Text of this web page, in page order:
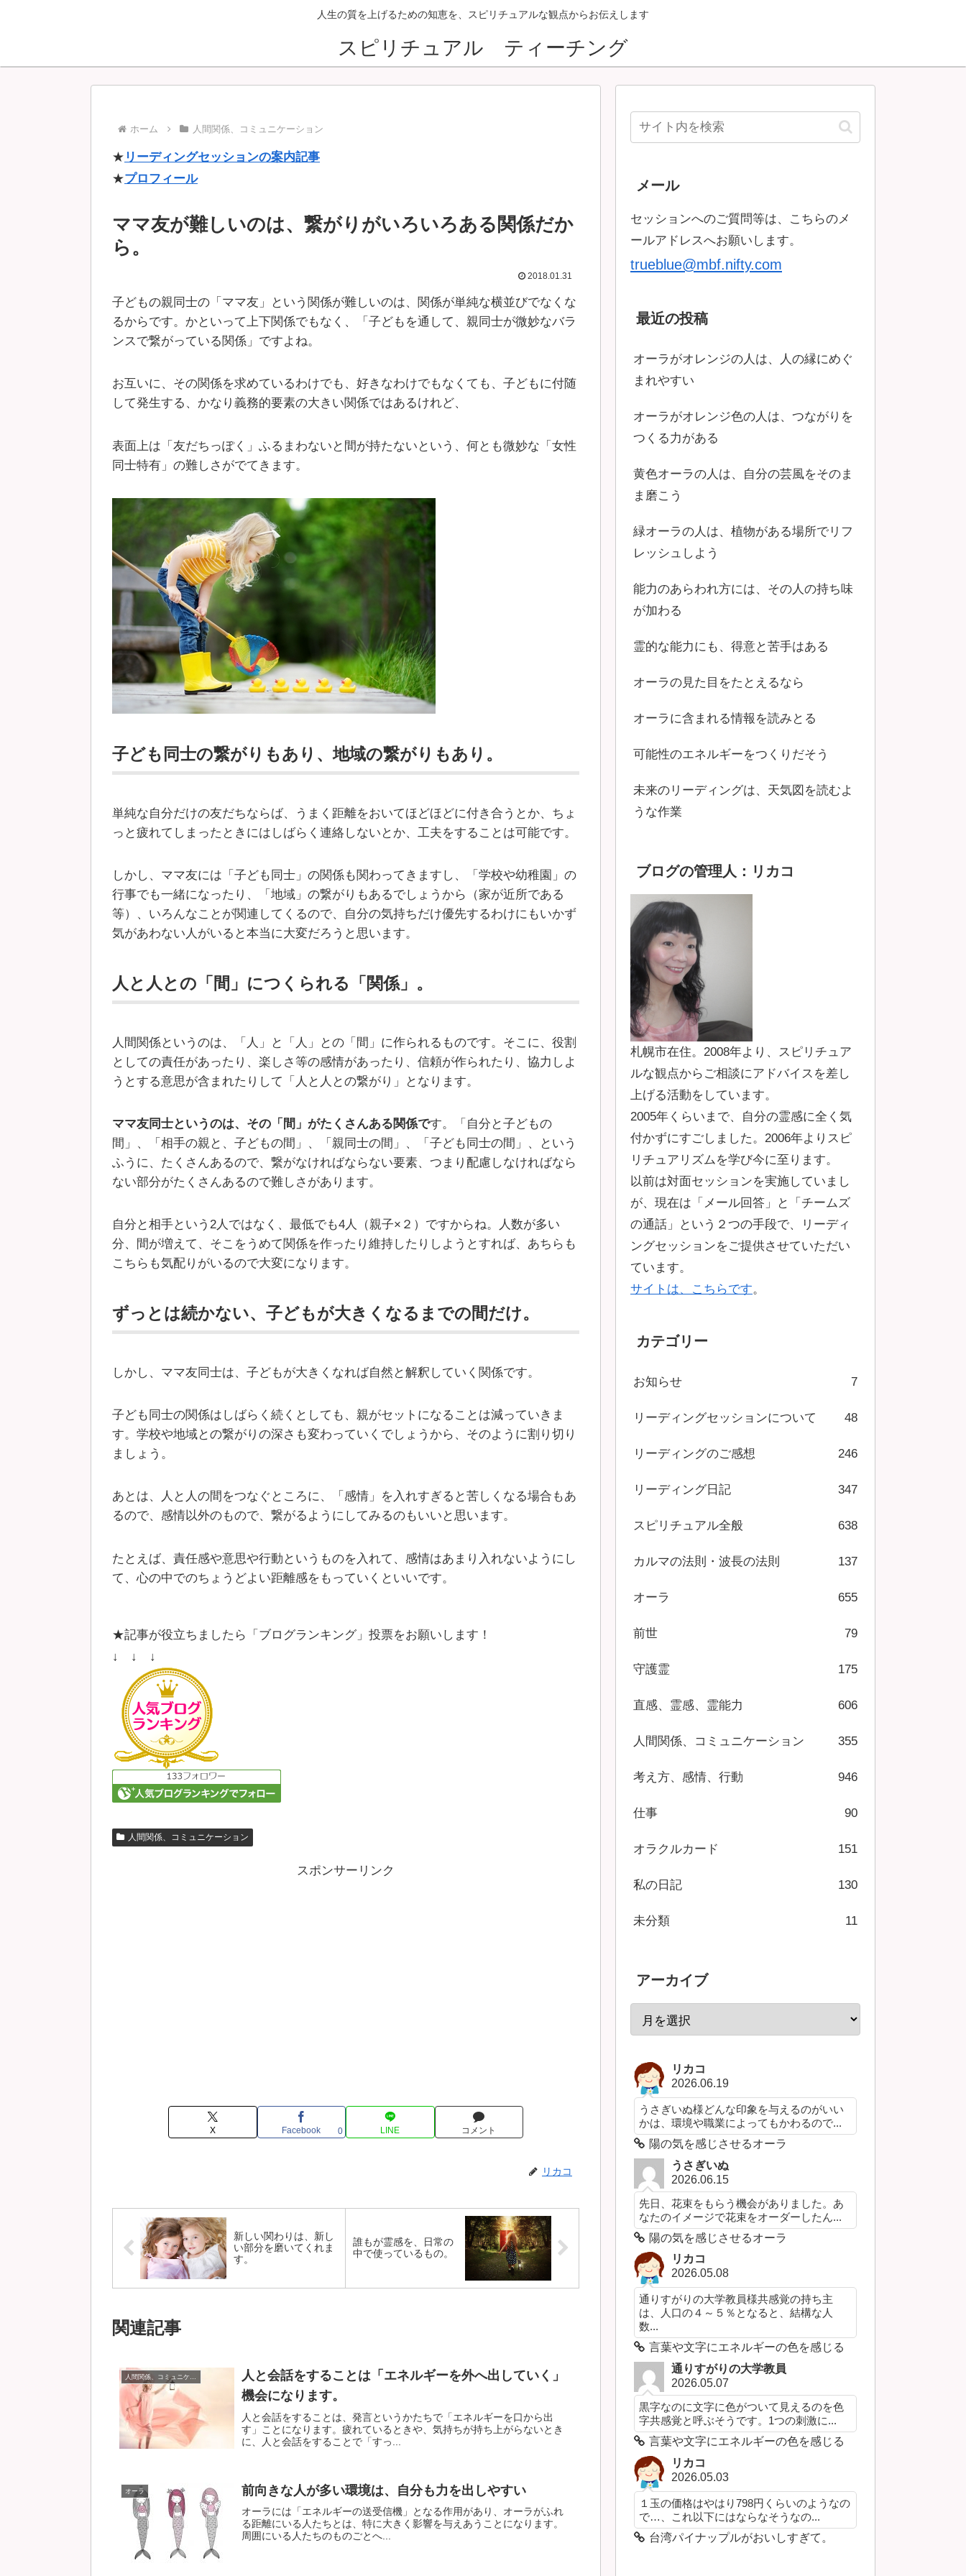
人生の質を上げるための知恵を、スピリチュアルな観点からお伝えします
スピリチュアル ティーチング
ホーム 人間関係、コミュニケーション
★ リーディングセッションの案内記事
★プロフィール
ママ友が難しいのは、繋がりがいろいろある関係だか
ら。
2018.01.31
子どもの親同士の「ママ友」という関係が難しいのは、関係が単純な横並びでなくな
るからです。かといって上下関係でもなく、「子どもを通して、親同士が微妙なバラ
ンスで繋がっている関係」ですよね。
お互いに、その関係を求めているわけでも、好きなわけでもなくても、子どもに付随
して発生する、かなり義務的要素の大きい関係ではあるけれど、
表面上は「友だちっぽく」ふるまわないと間が持たないという、何とも微妙な「女性
同士特有」の難しさがでてきます。
子ども同士の繋がりもあり、地域の繋がりもあり。
単純な自分だけの友だちならば、うまく距離をおいてほどほどに付き合うとか、ちょ
っと疲れてしまったときにはしばらく連絡しないとか、工夫をすることは可能です。
しかし、ママ友には「子ども同士」の関係も関わってきますし、「学校や幼稚園」の
行事でも一緒になったり、「地域」の繋がりもあるでしょうから（家が近所である
等）、いろんなことが関連してくるので、自分の気持ちだけ優先するわけにもいかず
気があわない人がいると本当に大変だろうと思います。
人と人との「間」につくられる「関係」。
人間関係というのは、「人」と「人」との「間」に作られるものです。そこに、役割
としての責任があったり、楽しさ等の感情があったり、信頼が作られたり、協力しよ
うとする意思が含まれたりして「人と人との繋がり」となります。
ママ友同士というのは、その「間」がたくさんある関係です。「自分と子どもの
間」、「相手の親と、子どもの間」、「親同士の間」、「子ども同士の間」、という
ふうに、たくさんあるので、繋がなければならない要素、つまり配慮しなければなら
ない部分がたくさんあるので難しさがあります。
自分と相手という2人ではなく、最低でも4人（親子×２）ですからね。人数が多い
分、間が増えて、そこをうめて関係を作ったり維持したりしようとすれば、あちらも
こちらも気配りがいるので大変になります。
ずっとは続かない、子どもが大きくなるまでの間だけ。
しかし、ママ友同士は、子どもが大きくなれば自然と解釈していく関係です。
子ども同士の関係はしばらく続くとしても、親がセットになることは減っていきま
す。学校や地域との繋がりの深さも変わっていくでしょうから、そのように割り切り
ましょう。
あとは、人と人の間をつなぐところに、「感情」を入れすぎると苦しくなる場合もあ
るので、感情以外のもので、繋がるようにしてみるのもいいと思います。
たとえば、責任感や意思や行動というものを入れて、感情はあまり入れないようにし
て、心の中でのちょうどよい距離感をもっていくといいです。
★記事が役立ちましたら「ブログランキング」投票をお願いします！
↓ ↓ ↓
人間関係、コミュニケーション
スポンサーリンク
X Facebook 0 LINE コメント
リカコ
新しい関わりは、新し
い部分を磨いてくれま
す。
誰もが霊感を、日常の
中で使っているもの。
関連記事
人と会話をすることは「エネルギーを外へ出していく」
機会になります。
人と会話をすることは、発言というかたちで「エネルギーを口から出
す」ことになります。疲れているときや、気持ちが持ち上がらないとき
に、人と会話をすることで「すっ...
オーラ 前向きな人が多い環境は、自分も力を出しやすい
オーラには「エネルギーの送受信機」となる作用があり、オーラがふれ
る距離にいる人たちとは、特に大きく影響を与えあうことになります。
周囲にいる人たちのものごとへ...
メール
セッションへのご質問等は、こちらのメ
ールアドレスへお願いします。
trueblue@mbf.nifty.com
最近の投稿
オーラがオレンジの人は、人の縁にめぐ
まれやすい
オーラがオレンジ色の人は、つながりを
つくる力がある
黄色オーラの人は、自分の芸風をそのま
ま磨こう
緑オーラの人は、植物がある場所でリフ
レッシュしよう
能力のあらわれ方には、その人の持ち味
が加わる
霊的な能力にも、得意と苦手はある
オーラの見た目をたとえるなら
オーラに含まれる情報を読みとる
可能性のエネルギーをつくりだそう
未来のリーディングは、天気図を読むよ
うな作業
ブログの管理人：リカコ
札幌市在住。2008年より、スピリチュア
ルな観点からご相談にアドバイスを差し
上げる活動をしています。
2005年くらいまで、自分の霊感に全く気
付かずにすごしました。2006年よりスピ
リチュアリズムを学び今に至ります。
以前は対面セッションを実施していまし
が、現在は「メール回答」と「チームズ
の通話」という２つの手段で、リーディ
ングセッションをご提供させていただい
ています。
サイトは、こちらです。
カテゴリー
お知らせ 7
リーディングセッションについて 48
リーディングのご感想 246
リーディング日記 347
スピリチュアル全般 638
カルマの法則・波長の法則 137
オーラ 655
前世 79
守護霊 175
直感、霊感、霊能力 606
人間関係、コミュニケーション 355
考え方、感情、行動 946
仕事 90
オラクルカード 151
私の日記 130
未分類 11
アーカイブ
リカコ
2026.06.19
うさぎいぬ様どんな印象を与えるのがいい
かは、環境や職業によってもかわるので...
陽の気を感じさせるオーラ
うさぎいぬ
2026.06.15
先日、花束をもらう機会がありました。あ
なたのイメージで花束をオーダーしたん...
陽の気を感じさせるオーラ
リカコ
2026.05.08
通りすがりの大学教員様共感覚の持ち主
は、人口の４～５％となると、結構な人
数...
言葉や文字にエネルギーの色を感じる
通りすがりの大学教員
2026.05.07
黒字なのに文字に色がついて見えるのを色
字共感覚と呼ぶそうです。1つの刺激に...
言葉や文字にエネルギーの色を感じる
リカコ
2026.05.03
１玉の価格はやはり798円くらいのようなの
で…、これ以下にはならなそうなの...
台湾パイナップルがおいしすぎて。